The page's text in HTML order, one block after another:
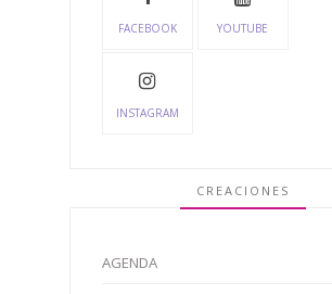
FACEBOOK YOUTUBE
INSTAGRAM
CREACIONES
AGENDA